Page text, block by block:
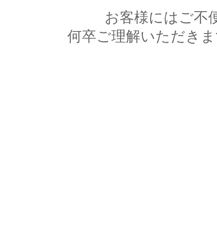
お客様にはご不
何卒ご理解いただき